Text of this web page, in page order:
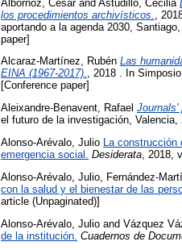
Albornoz, Césarand Astudillo, Cecilia
los procedimientos archivísticos.
,
aportando a la agenda 2030,
paper]
Alcaraz-Martínez, Rubén Las
EINA (1967-2017). , 2018 . In
[Conference paper]
Aleixandre-Benavent, Rafael Journals'
el futuro de la investigación,
Alonso-Arévalo, Julio La
emergencia social. Desiderata, 2018,
Alonso-Arévalo, Julio
Fernández-
con la salud y el bienestar de las
article (Unpaginated)]
Alonso-Arévalo, Julio and Vázquez
de la institución. Cuadernos de